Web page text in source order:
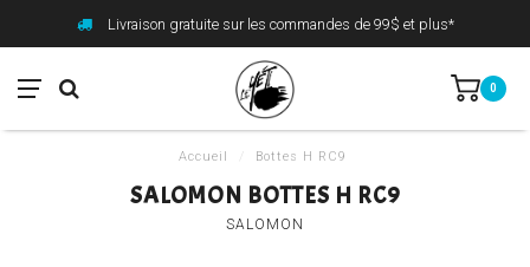
Livraison gratuite sur les commandes de 99$ et plus*
0
Accueil Bottes H RC9
SALOMON BOTTES H RC9
SALOMON